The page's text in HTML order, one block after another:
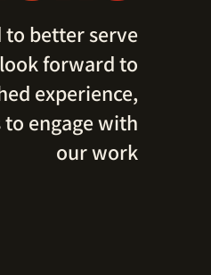
to better serve
forward to
experience,
engage with
our work